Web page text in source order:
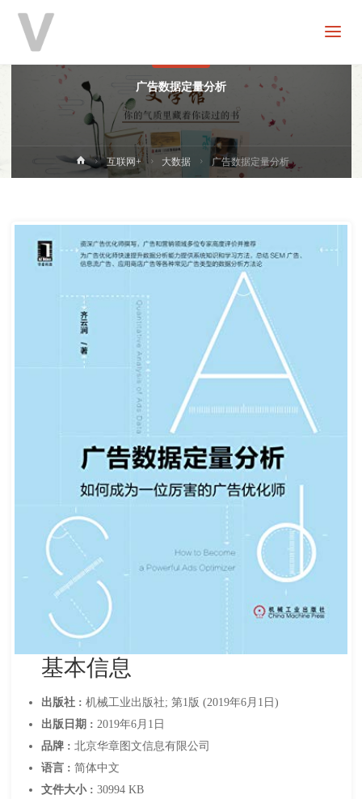
广告数据定量分析
首
页
互联网+ 大数据 广告数据定量分析
基本信息
出版社 : 机械工业出版社; 第1版 (2019年6月1日)
出版日期 : 2019年6月1日
品牌 : 北京华章图文信息有限公司
语言 : 简体中文
文件大小 : 30994 KB